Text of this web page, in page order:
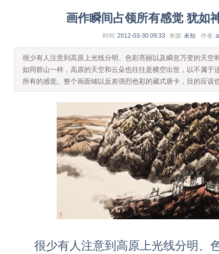
画作瞬间占领所有感觉 犹如
时间: 2012-03-30 09:33 来源: 未知 作者:
很少有人注意到高原上光线分明、色彩亮丽以及瞬息万变的天空
如同群山一样，高原的天空和云朵也往往是横空出世，以不属于
所有的感觉。整个画面铺以反差强烈色彩的藏式唐卡，目的应该
很少有人注意到高原上光线分明、